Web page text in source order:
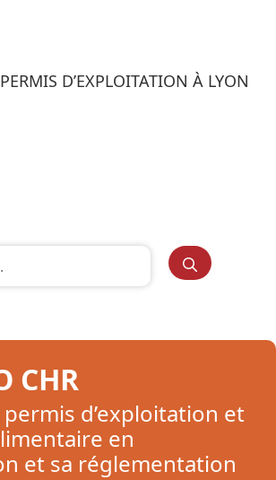
D’EXPLOITATION À LYON
CHR
d’exploitation et
en
et sa réglementation